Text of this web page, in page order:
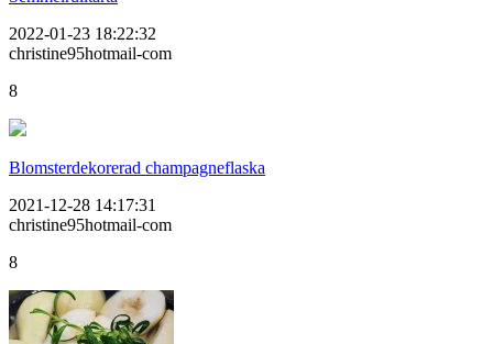
2022-01-23 18:22:32
christine95hotmail-com
8
Blomsterdekorerad champagneflaska
2021-12-28 14:17:31
christine95hotmail-com
8